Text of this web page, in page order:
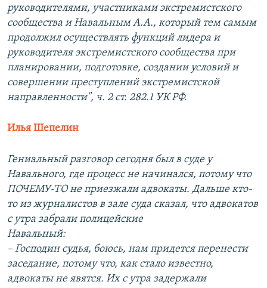
руководителями, участниками экстремистского
сообщества и Навальным А.А., который тем самым
продолжил осуществлять функций лидера и
руководителя экстремистского сообщества при
планировании, подготовке, создании условий и
совершении преступлений экстремистской
направленности", ч. 2 ст. 282.1 УК РФ.
Илья Шепелин
Гениальный разговор сегодня был в суде у
Навального, где процесс не начинался, потому что
ПОЧЕМУ-ТО не приезжали адвокаты. Дальше кто-
то из журналистов в зале суда сказал, что адвокатов
с утра забрали полицейские
Навальный:
– Господин судья, боюсь, нам придется перенести
заседание, потому что, как стало известно,
адвокаты не явятся. Их с утра задержали